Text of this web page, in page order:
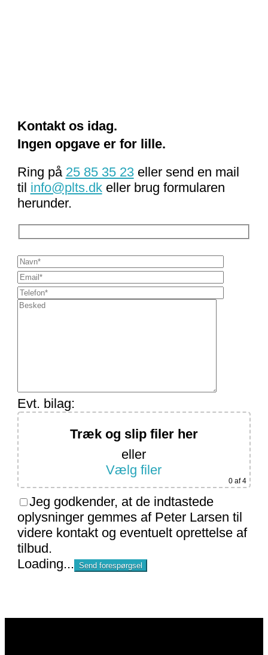
Kontakt os idag.
Ingen opgave er for lille.
Ring på 25 85 35 23eller send en mail
til info@plts.dkeller brug formularen
herunder.
Evt. bilag:
Træk og slip filer her
eller
Vælg filer
0 af 4
Jeg godkender, at de indtastede
oplysninger gemmes af Peter Larsen til
videre kontakt og eventuelt oprettelse af
tilbud.
Loading...